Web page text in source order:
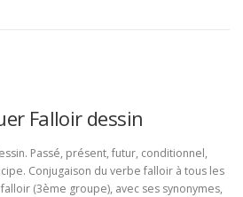
Falloir dessin
Passé, présent, futur, conditionnel,
Conjugaison du verbe falloir à tous les
(3ème groupe), avec ses synonymes,